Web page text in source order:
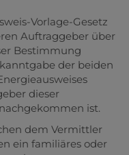
Vorlage-Gesetz
Auftraggeber über
Bestimmung
der beiden
dieser
ist.
dem Vermittler
ein familiäres oder